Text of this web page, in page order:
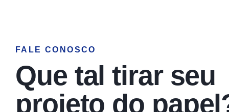
FALE CONOSCO
Que tal tirar seu
projeto do